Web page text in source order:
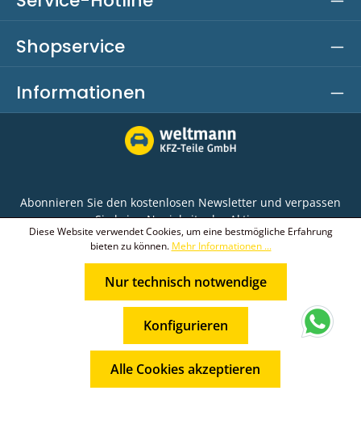
Shopservice
Informationen
Abonnieren Sie den kostenlosen Newsletter und verpassen
Sie keine Neuigkeit oder Aktion.
E-Mail-Adresse*
Datenschutzbestimmungenzur
Kenntnis genommen und dieAGBgelesen und bin
mit ihnen einverstanden.
Die mit einem Stern (*) markierten Felder sind
© 2026 Weltmann KFZ-Teile GmbH
* Alle Preise inkl. gesetzl. Mehrwertsteuer zzgl.
und ggf. Nachnahmegebühren, wenn nicht
anders angegeben.
Diese Website verwendet Cookies, um eine bestmögliche Erfahrung
bieten zu können. Mehr Informationen ...
Nur technisch notwendige
Konfigurieren
Alle Cookies akzeptieren